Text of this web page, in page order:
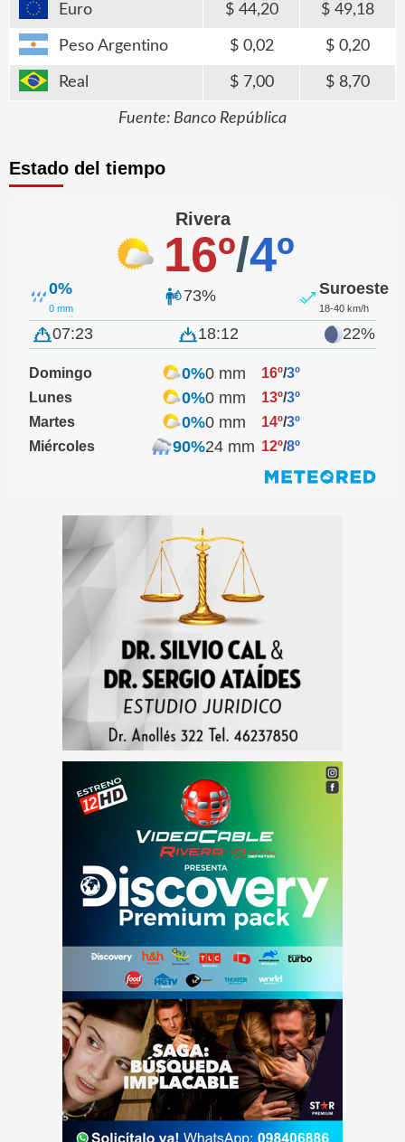
Euro 44,20 49,18
Peso Argentino 0,02 0,20
Real 7,00 8,70
Fuente: Banco República
Estado del tiempo
Rivera
16º/4º
0%
0 mm
73% Suroeste
18-40 km/h
07:23 18:12 22%
Domingo 0%0 mm 16º/3º
Lunes
0%0 mm 13º/3º
Martes
0%0 mm 14º/3º
Miércoles
90%24 mm 12º/8º